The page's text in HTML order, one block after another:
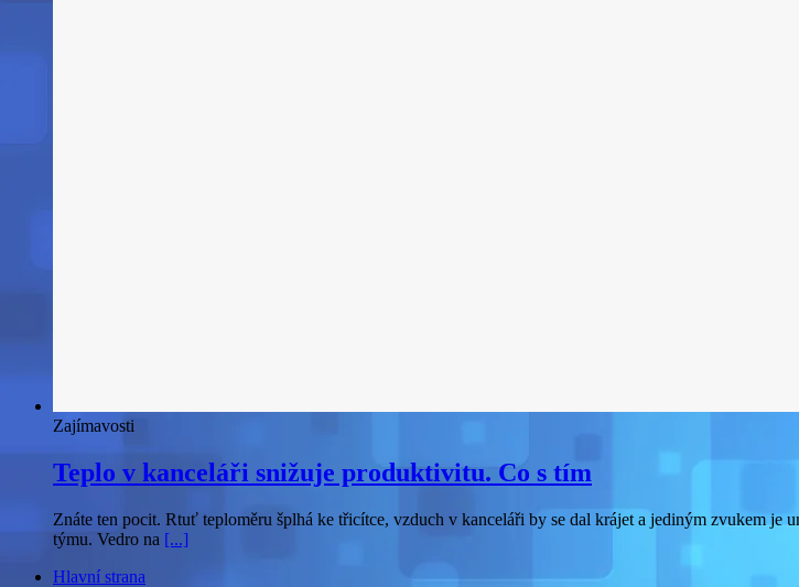
Zajímavosti
Teplo v kanceláři snižuje produktivitu. Co s tím
Znáte ten pocit. Rtuť teploměru šplhá ke třicítce, vzduch v kanceláři by se dal krájet a jediným zvukem
týmu. Vedro na [...]
Hlavní strana